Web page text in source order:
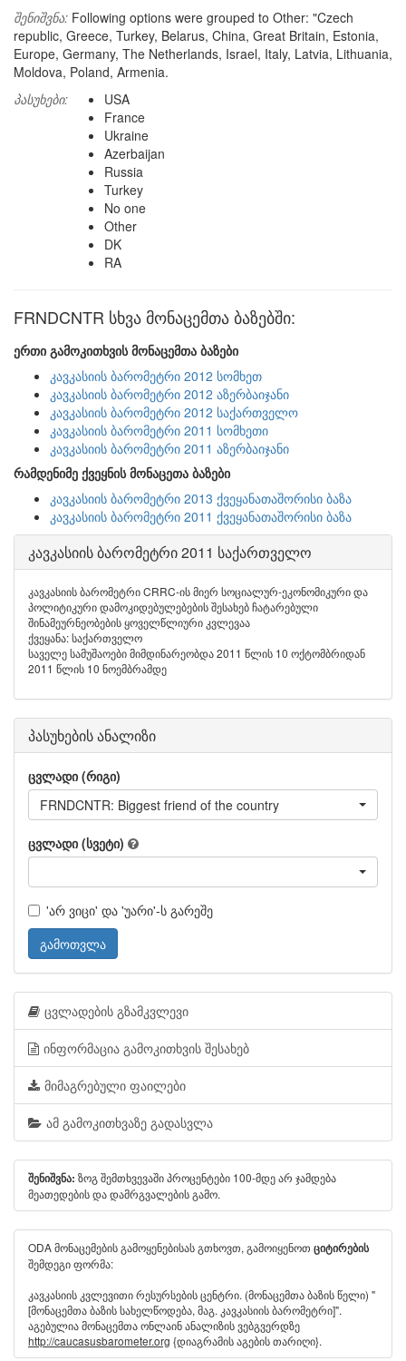
შენიშვნა: Following options were grouped to Other: "Czech
republic, Greece, Turkey, Belarus, China, Great Britain, Estonia,
Europe, Germany, The Netherlands, Israel, Italy, Latvia, Lithuania,
Moldova, Poland, Armenia.
პასუხები:
USA
France
Ukraine
Azerbaijan
Russia
Turkey
No one
Other
DK
RA
FRNDCNTR სხვა მონაცემთა ბაზებში:
ერთი გამოკითხვის მონაცემთა ბაზები
კავკასიის ბარომეტრი 2012 სომხეთ
კავკასიის ბარომეტრი 2012 აზერბაიჯანი
კავკასიის ბარომეტრი 2012 საქართველო
კავკასიის ბარომეტრი 2011 სომხეთი
კავკასიის ბარომეტრი 2011 აზერბაიჯანი
რამდენიმე ქვეყნის მონაცეთა ბაზები
კავკასიის ბარომეტრი 2013 ქვეყანათაშორისი ბაზა
კავკასიის ბარომეტრი 2011 ქვეყანათაშორისი ბაზა
კავკასიის ბარომეტრი 2011 საქართველო
კავკასიის ბარომეტრი CRRC-ის მიერ სოციალურ-ეკონომიკური და
პოლიტიკური დამოკიდებულებების შესახებ ჩატარებული
შინამეურნეობების ყოველწლიური კვლევაა
ქვეყანა: საქართველო
საველე სამუშაოები მიმდინარეობდა 2011 წლის 10 ოქტომბრიდან
2011 წლის 10 ნოემბრამდე
პასუხების ანალიზი
ცვლადი (რიგი)
FRNDCNTR: Biggest friend of the country
ცვლადი (სვეტი)
'არ ვიცი' და 'უარი'-ს გარეშე
გამოთვლა
ცვლადების გზამკვლევი
ინფორმაცია გამოკითხვის შესახებ
მიმაგრებული ფაილები
ამ გამოკითხვაზე გადასვლა
შენიშვნა: ზოგ შემთხვევაში პროცენტები 100-მდე არ ჯამდება
მეათედების და დამრგვალების გამო.
ODA მონაცემების გამოყენებისას გთხოვთ, გამოიყენოთ ციტირების
შემდეგი ფორმა:
კავკასიის კვლევითი რესურსების ცენტრი. (მონაცემთა ბაზის წელი) "
[მონაცემთა ბაზის სახელწოდება, მაგ. კავკასიის ბარომეტრი]".
აგებულია მონაცემთა ონლაინ ანალიზის ვებგვერდზე
http://caucasusbarometer.org {დიაგრამის აგების თარიღი}.